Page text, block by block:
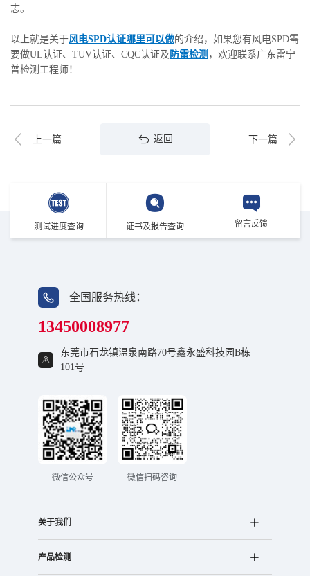
志。
以上就是关于风电SPD认证哪里可以做的介绍，如果您有风电SPD需
要做UL认证、TUV认证、CQC认证及 防雷检测 ，欢迎联系广东雷宁
普检测工程师！
上一篇 返回 下一篇
测试进度查询 证书及报告查询 留言反馈
全国服务热线：
13450008977
东莞市石龙镇温泉南路70号鑫永盛科技园B栋
101号
微信公众号 微信扫码咨询
关于我们
产品检测